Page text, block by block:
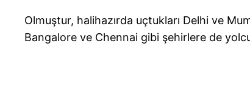
Olmuştur, halihazırda uçtukları Delhi ve
Bangalore ve Chennai gibi şehirlere de yolcu